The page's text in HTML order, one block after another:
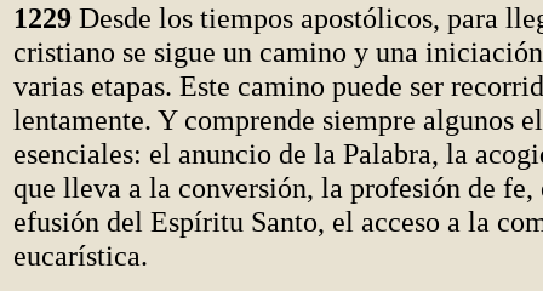
1229 Desde los tiempos apostólicos, para
cristiano se sigue un camino y una
varias etapas. Este camino puede ser
lentamente. Y comprende siempre algunos
esenciales: el anuncio de la Palabra, la
que lleva a la conversión, la profesión de
efusión del Espíritu Santo, el acceso a la
eucarística.